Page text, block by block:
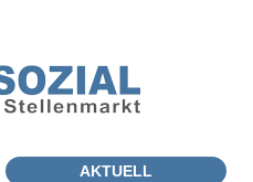
AKTUELL